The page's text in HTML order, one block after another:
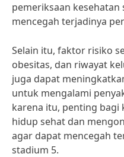
pemeriksaan
mencegah terjadinya
Selain itu, faktor risiko
obesitas, dan riwayat
juga dapat
untuk mengalami
karena itu, penting bagi
hidup sehat dan
agar dapat mencegah
stadium 5.